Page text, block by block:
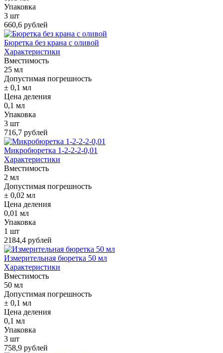
Упаковка
3 шт
660,6 рублей
Бюретка без крана с оливой
Характеристики
Вместимость
25 мл
Допустимая погрешность
± 0,1 мл
Цена деления
0,1 мл
Упаковка
3 шт
716,7 рублей
Микробюретка 1-2-2-2-0,01
Характеристики
Вместимость
2 мл
Допустимая погрешность
± 0,02 мл
Цена деления
0,01 мл
Упаковка
1 шт
2184,4 рублей
Измерительная бюретка 50 мл
Характеристики
Вместимость
50 мл
Допустимая погрешность
± 0,1 мл
Цена деления
0,1 мл
Упаковка
3 шт
758,9 рублей